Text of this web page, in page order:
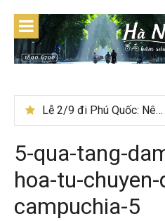
content
Lễ 2/9 đi Phú Quốc: Nên đi tour hay tự túc tiết kiệm hơn
Ẩm thực mùa đông Tây Bắc có gì đặc biệt
5-qua-tang-
hoa-tu-
campuchia-5